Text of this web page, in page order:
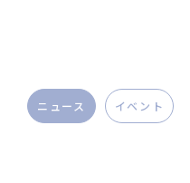
ニュース イベント